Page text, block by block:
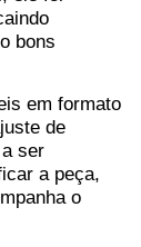
bons
em formato
de
ser
a peça,
o